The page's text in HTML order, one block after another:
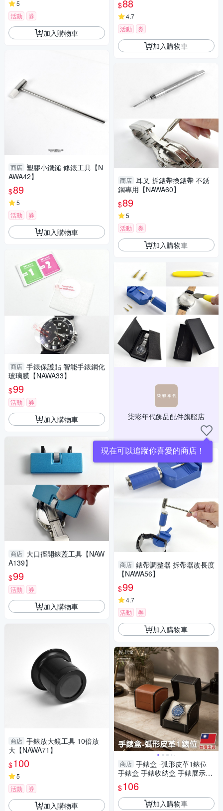
5
活動
券
加入購物車
商店 塑膠小鐵鎚 修錶工具【N
AWA42】
$89
5
活動
券
加入購物車
商店 手錶保護貼 智能手錶鋼化
玻璃膜【NAWA33】
$99
活動 券
加入購物車
商店 大口徑開錶蓋工具【NAW
A139】
$99
活動 券
加入購物車
商店 手錶放大鏡工具 10倍放
大【NAWA71】
$100
5
活動
券
加入購物車
$88
4.7
活動
券
加入購物車
商店 耳叉 拆錶帶換錶帶 不銹
鋼專用【NAWA60】
$89
5
活動
券
加入購物車
柒彩年代飾品配件旗艦店
現在可以追蹤你喜愛的商店！
商店 錶帶調整器 拆帶器改長度
【NAWA56】
$99
4.7
活動
券
加入購物車
商店 手錶盒 -弧形皮革1錶位
手錶盒 手錶收納盒 手錶展示盒
手錶收藏盒-輕居家8993
$106
加入購物車